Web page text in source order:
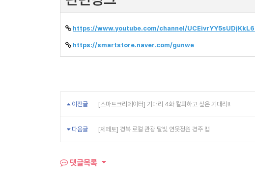
https://www.youtube.com/channel/
https://smartstore.naver.com/gunwe
이전글 [스마트크리에이터] 기대리 4화 칼퇴하고 싶은 기대리!!
다음글 [제페토] 경북 로컬 관광 달빛 연못정원 경주 맵
댓글목록